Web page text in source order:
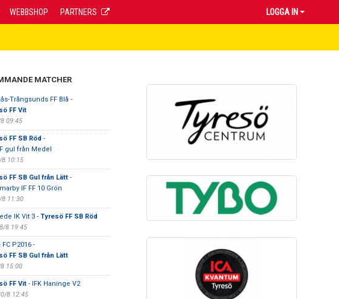
WEBBSHOP PARTNERS LOGGA IN
MATCHER
Trångsunds FF Blå -
FF Vit
09:45
FF SB Röd -
gul från Medel
8 10:15
FF SB Gul från Lätt-
IF FF 10 Grön
8 11:30
IK Vit 3 - Tyresö FF SB Röd
8 19:45
P2016 -
FF SB Gul från Lätt
15:00
FF Vit- IFK Haninge V2
8 12:45